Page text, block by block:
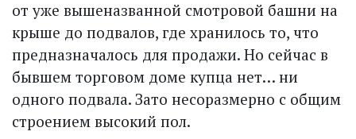
от уже вышеназванной смот­ровой башни на
крыше до подвалов, где хранилось то, что
предназначалось для продажи. Но сейчас в
бывшем торговом доме купца нет… ни
одного подвала. Зато несоразмерно с общим
строением высокий пол.